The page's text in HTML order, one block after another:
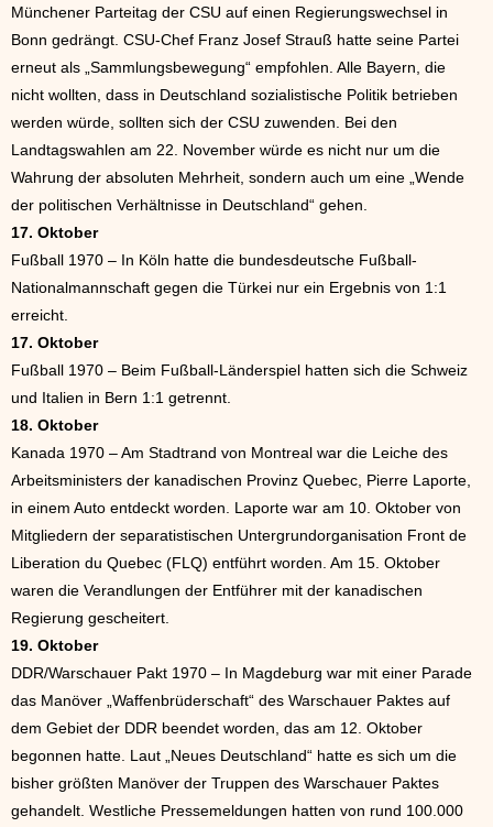
Münchener Parteitag der CSU auf einen Regierungswechsel in
Bonn gedrängt. CSU-Chef Franz Josef Strauß hatte seine Partei
erneut als „Sammlungsbewegung“ empfohlen. Alle Bayern, die
nicht wollten, dass in Deutschland sozialistische Politik betrieben
werden würde, sollten sich der CSU zuwenden. Bei den
Landtagswahlen am 22. November würde es nicht nur um die
Wahrung der absoluten Mehrheit, sondern auch um eine „Wende
der politischen Verhältnisse in Deutschland“ gehen.
17. Oktober
Fußball 1970 – In Köln hatte die bundesdeutsche Fußball-
Nationalmannschaft gegen die Türkei nur ein Ergebnis von 1:1
erreicht.
17. Oktober
Fußball 1970 – Beim Fußball-Länderspiel hatten sich die Schweiz
und Italien in Bern 1:1 getrennt.
18. Oktober
Kanada 1970 – Am Stadtrand von Montreal war die Leiche des
Arbeitsministers der kanadischen Provinz Quebec, Pierre Laporte,
in einem Auto entdeckt worden. Laporte war am 10. Oktober von
Mitgliedern der separatistischen Untergrundorganisation Front de
Liberation du Quebec (FLQ) entführt worden. Am 15. Oktober
waren die Verandlungen der Entführer mit der kanadischen
Regierung gescheitert.
19. Oktober
DDR/Warschauer Pakt 1970 – In Magdeburg war mit einer Parade
das Manöver „Waffenbrüderschaft“ des Warschauer Paktes auf
dem Gebiet der DDR beendet worden, das am 12. Oktober
begonnen hatte. Laut „Neues Deutschland“ hatte es sich um die
bisher größten Manöver der Truppen des Warschauer Paktes
gehandelt. Westliche Pressemeldungen hatten von rund 100.000